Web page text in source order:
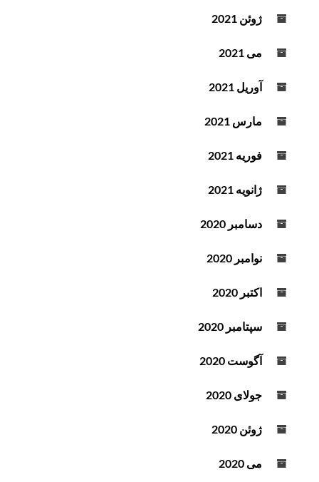
ژوئن 2021
می 2021
آوریل 2021
مارس 2021
فوریه 2021
ژانویه 2021
دسامبر 2020
نوامبر 2020
اکتبر 2020
سپتامبر 2020
آگوست 2020
جولای 2020
ژوئن 2020
می 2020